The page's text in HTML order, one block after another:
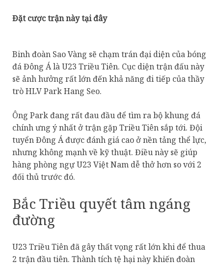
Đặt cược trận này tại đây
Binh đoàn Sao Vàng sẽ chạm trán đại diện của bóng
đá Đông Á là U23 Triều Tiên. Cục diện trận đấu này
sẽ ảnh hưởng rất lớn đến khả năng đi tiếp của thầy
trò HLV Park Hang Seo.
Ông Park đang rất đau đầu để tìm ra bộ khung đá
chính ưng ý nhất ở trận gặp Triều Tiên sắp tới. Đội
tuyển Đông Á được đánh giá cao ở nền tảng thể lực,
nhưng không mạnh về kỹ thuật. Điều này sẽ giúp
hàng phòng ngự U23 Việt Nam dễ thở hơn so với 2
đối thủ trước đó.
Bắc Triều quyết tâm ngáng
đường
U23 Triều Tiên đã gây thất vọng rất lớn khi để thua
2 trận đầu tiên. Thành tích tệ hại này khiến đoàn